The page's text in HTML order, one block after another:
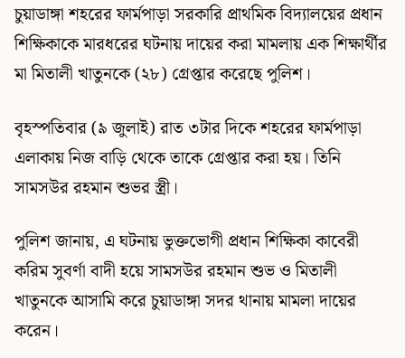
চুয়াডাঙ্গা শহরের ফার্মপাড়া সরকারি প্রাথমিক বিদ্যালয়ের প্রধান
শিক্ষিকাকে মারধরের ঘটনায় দায়ের করা মামলায় এক শিক্ষার্থীর
মা মিতালী খাতুনকে (২৮) গ্রেপ্তার করেছে পুলিশ।
বৃহস্পতিবার (৯ জুলাই) রাত ৩টার দিকে শহরের ফার্মপাড়া
এলাকায় নিজ বাড়ি থেকে তাকে গ্রেপ্তার করা হয়। তিনি
সামসউর রহমান শুভর স্ত্রী।
পুলিশ জানায়, এ ঘটনায় ভুক্তভোগী প্রধান শিক্ষিকা কাবেরী
করিম সুবর্ণা বাদী হয়ে সামসউর রহমান শুভ ও মিতালী
খাতুনকে আসামি করে চুয়াডাঙ্গা সদর থানায় মামলা দায়ের
করেন।